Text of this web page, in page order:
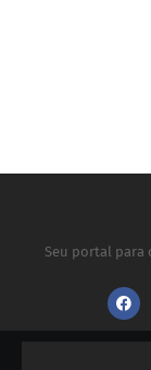
Seu portal para